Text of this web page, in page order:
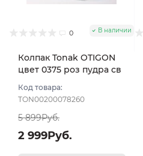
0 В наличии
Колпак Tonak OTIGON
цвет 0375 роз пудра св
Код товара:
TON00200078260
5 899Руб.
2 999Руб.